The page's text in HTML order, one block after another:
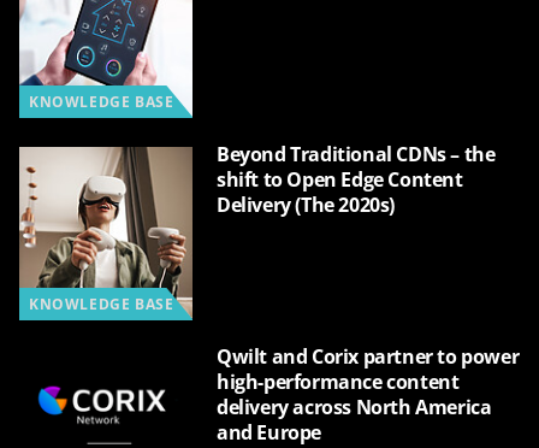
KNOWLEDGE BASE
KNOWLEDGE BASE
Beyond Traditional CDNs – the
shift to Open Edge Content
Delivery (The 2020s)
Qwilt and Corix partner to power
high-performance content
delivery across North America
and Europe